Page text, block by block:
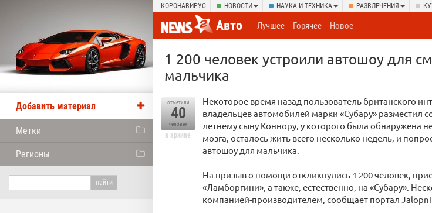
КОРОНАВИРУС НОВОСТИ НАУКА И ТЕХНИКА РАЗВЛЕЧЕНИЯ
Авто Лучшее Горячее Новое
1 200 человек устроили автошоу для
мальчика
отметили
40
человек
в архиве
Некоторое время назад пользователь британского
владельцев автомобилей марки «Субару» разместил
летнему сыну Коннору, у которого была обнаружена
мозга, осталось жить всего несколько недель, и
автошоу для мальчика.
На призыв о помощи откликнулись 1 200 человек,
«Ламборгини», а также, естественно, на «Субару».
компанией-производителем, сообщает портал
Добавить материал
Метки
Регионы